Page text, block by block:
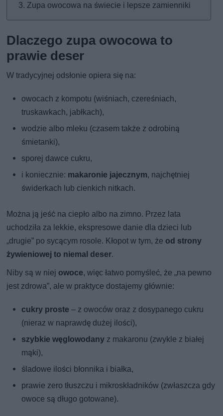
Zupa owocowa na świecie i lepsze zamienniki
Dlaczego zupa owocowa to
prawie deser
W tradycyjnej odsłonie opiera się na:
owocach z kompotu (wiśniach, czereśniach,
truskawkach, jabłkach),
wodzie albo mleku (czasem także z odrobiną
śmietanki),
sporej dawce cukru,
i koniecznie: makaronie jajecznym, najchętniej
świderkach lub cienkich nitkach.
Można ją jeść na ciepło albo na zimno. Przez lata
uchodziła za lekkie, ekspresowe danie dla dzieci lub
„drugie” po sycącym rosole. Kłopot w tym, że od strony
żywieniowej to niemal deser.
Niby są w niej owoce, więc łatwo pomyśleć, że „na pewno
jest zdrowa”, ale w praktyce dostajemy głównie:
cukry proste – z owoców oraz z dosypanego cukru
(nieraz w naprawdę dużej ilości),
szybkie węglowodany z makaronu (zwykle z białej
mąki),
śladowe ilości błonnika i białka,
prawie zero tłuszczu i mikroskładników (zwłaszcza gdy
owoce są długo gotowane).